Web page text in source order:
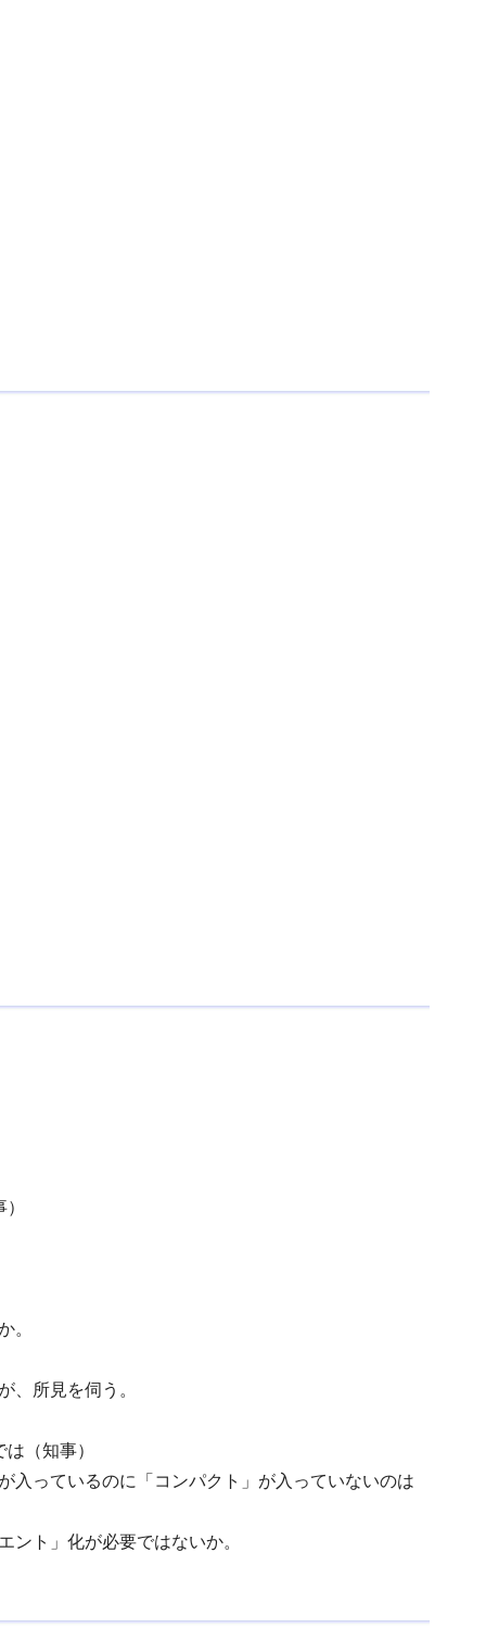
。
、所見を伺う。
（知事）
っているのに「コンパクト」が入っていないのは
ト」化が必要ではないか。